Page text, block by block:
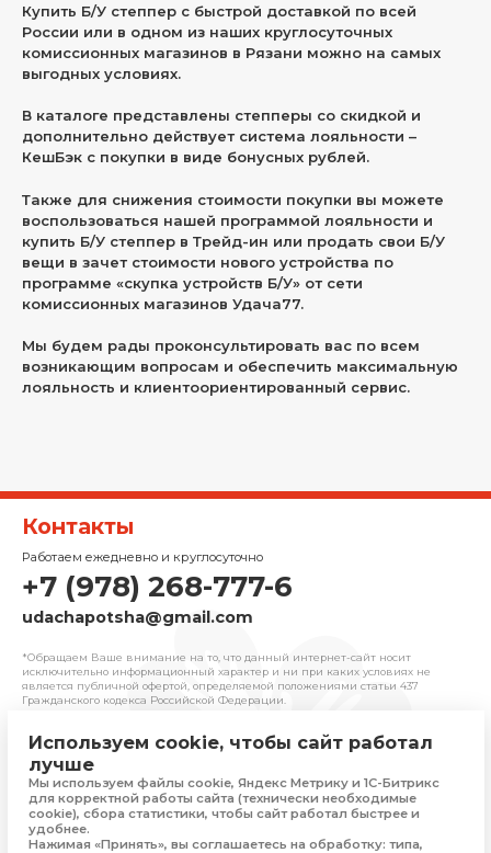
Купить Б/У степпер с быстрой доставкой по всей
России или в одном из наших круглосуточных
комиссионных магазинов в Рязани можно на самых
выгодных условиях.
В каталоге представлены степперы со скидкой и
дополнительно действует система лояльности –
КешБэк с покупки в виде бонусных рублей.
Также для снижения стоимости покупки вы можете
воспользоваться нашей программой лояльности и
купить Б/У степпер в Трейд-ин или продать свои Б/У
вещи в зачет стоимости нового устройства по
программе «скупка устройств Б/У» от сети
комиссионных магазинов Удача77.
Мы будем рады проконсультировать вас по всем
возникающим вопросам и обеспечить максимальную
лояльность и клиентоориентированный сервис.
Контакты
Работаем ежедневно и круглосуточно
+7 (978) 268-777-6
udachapotsha@gmail.com
*Обращаем Ваше внимание на то, что данный интернет-сайт носит
исключительно информационный характер и ни при каких условиях не
является публичной офертой, определяемой положениями cтатьи 437
Гражданского кодекса Российской Федерации.
© 2025 «Удача» | Франчайзинговая сеть
Политика конфиденциальности
Присоединяйтесь
Используем cookie, чтобы сайт работал
лучше
Мы используем файлы cookie, Яндекс Метрику и 1С-Битрикс
для корректной работы сайта (технически необходимые
cookie), сбора статистики, чтобы сайт работал быстрее и
удобнее.
Нажимая «Принять», вы соглашаетесь на обработку: типа,